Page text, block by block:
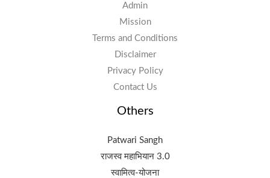
Admin
Mission
Terms and Conditions
Disclaimer
Privacy Policy
Contact Us
Others
Patwari Sangh
राजस्व महाभियान 3.0
स्वामित्व-योजना